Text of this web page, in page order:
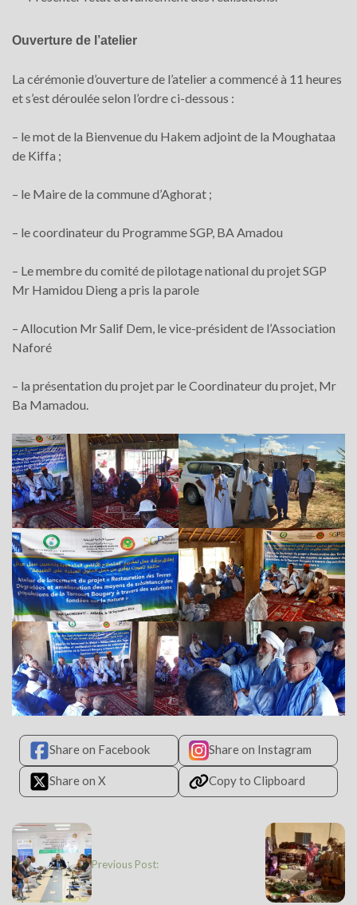
Ouverture de l’atelier
La cérémonie d’ouverture de l’atelier a commencé à 11 heures
et s’est déroulée selon l’ordre ci-dessous :
– le mot de la Bienvenue du Hakem adjoint de la Moughataa
de Kiffa ;
– le Maire de la commune d’Aghorat ;
– le coordinateur du Programme SGP, BA Amadou
– Le membre du comité de pilotage national du projet SGP
Mr Hamidou Dieng a pris la parole
– Allocution Mr Salif Dem, le vice-président de l’Association
Naforé
– la présentation du projet par le Coordinateur du projet, Mr
Ba Mamadou.
Share on Facebook Share on Instagram
Share on X Copy to Clipboard
Previous Post: